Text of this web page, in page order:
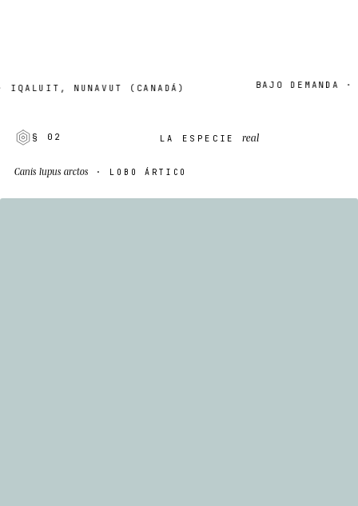
NUNAVUT (CANADÁ) BAJO DEMANDA ·
§ 02 LA ESPECIE real
Canis lupus arctos · LOBO ÁRTICO